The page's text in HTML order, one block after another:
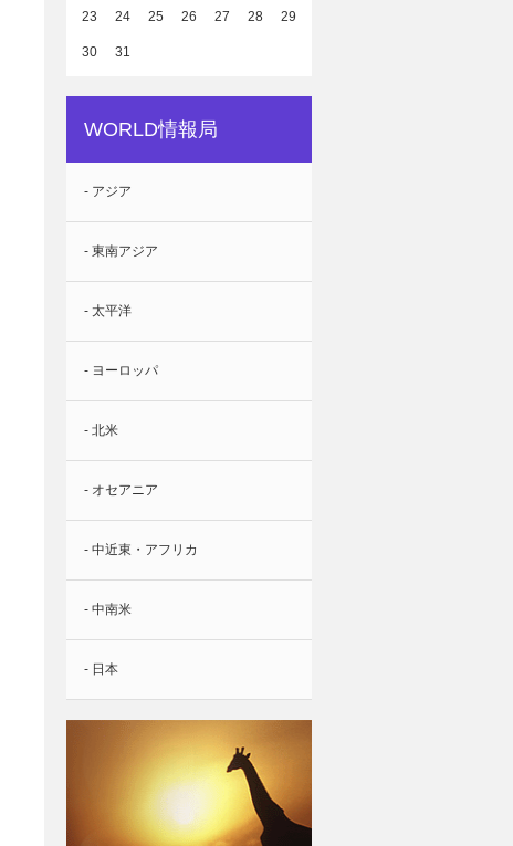
23 24 25 26 27 28 29
30 31
WORLD情報局
- アジア
- 東南アジア
- 太平洋
- ヨーロッパ
- 北米
- オセアニア
- 中近東・アフリカ
- 中南米
- 日本